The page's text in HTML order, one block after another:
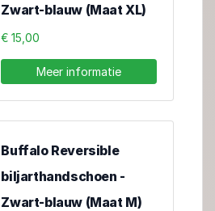
Zwart-blauw (Maat XL)
€ 15,00
Meer informatie
Buffalo Reversible
biljarthandschoen -
Zwart-blauw (Maat M)